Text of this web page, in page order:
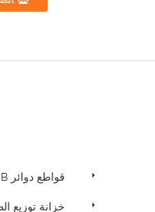
قواطع دوائر MCB
خزانة توزيع